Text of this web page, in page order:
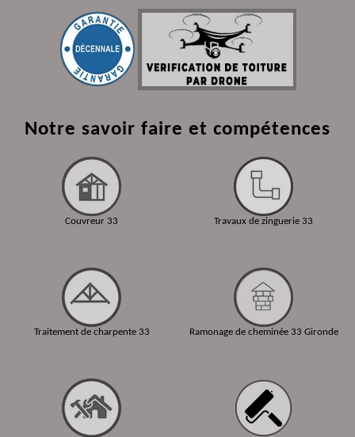
Notre savoir faire et compétences
Couvreur 33
Traitement de charpente 33
Travaux de zinguerie 33
Ramonage de cheminée 33 Gironde